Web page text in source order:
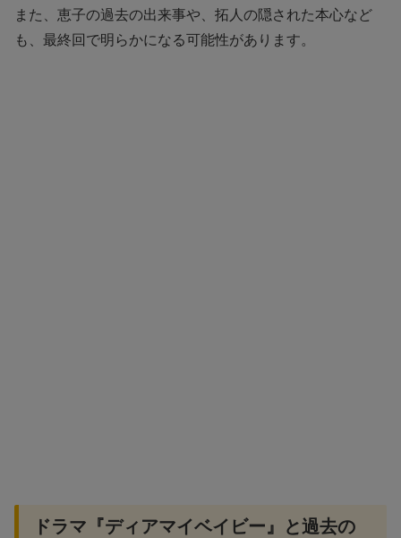
また、恵子の過去の出来事や、拓人の隠された本心など
も、最終回で明らかになる可能性があります。
ドラマ『ディアマイベイビー』と過去の